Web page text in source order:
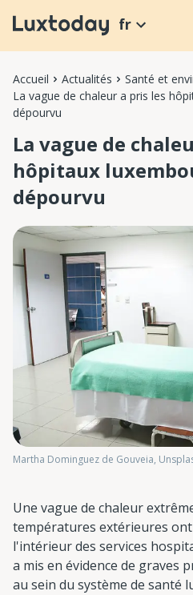
fr
Accueil Actualités
Santé et
La vague de chaleur a pris les
dépourvu
La vague de
hôpitaux
dépourvu
Martha Dominguez de Gouveia,
Une vague de chaleur
températures extérieures ont
l'intérieur des services
a mis en évidence de graves
au sein du système de santé